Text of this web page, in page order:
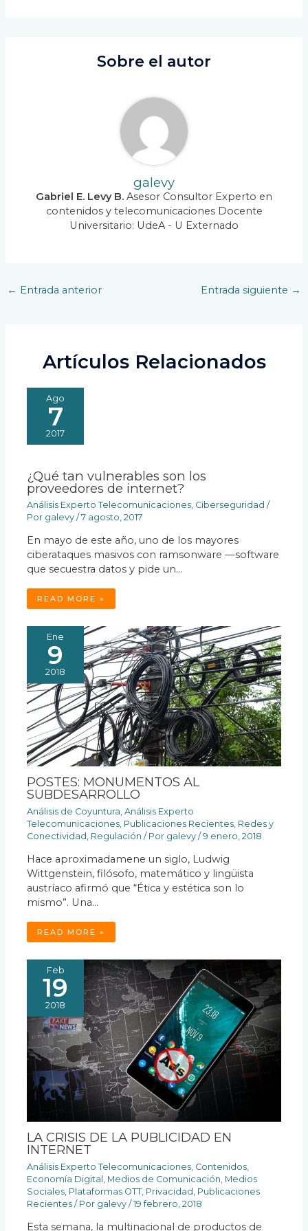
Sobre el autor
galevy
Gabriel E. Levy B. Asesor Consultor Experto en
contenidos y telecomunicaciones Docente
Universitario: UdeA - U Externado
Navegación
← Entrada anterior Entrada siguiente →
Artículos Relacionados
Ago
7
2017
¿Qué tan vulnerables son los
proveedores de internet?
Análisis Experto Telecomunicaciones Ciberseguridad /
Por galevy/7 agosto, 2017
En mayo de este año, uno de los mayores
ciberataques masivos con ramsonware —software
que secuestra datos y pide un…
READ MORE »
Ene
9
2018
POSTES: MONUMENTOS AL
SUBDESARROLLO
Análisis de Coyuntura ,Análisis Experto
Telecomunicaciones Publicaciones Recientes Redes y
Conectividad Regulación / Por galevy/9 enero, 2018
Hace aproximadamene un siglo, Ludwig
Wittgenstein, filósofo, matemático y lingüista
austríaco afirmó que “Ética y estética son lo
mismo”. Una…
READ MORE »
Feb
19
2018
LA CRISIS DE LA PUBLICIDAD EN
INTERNET
Análisis Experto Telecomunicaciones Contenidos
Economía Digital Medios de Comunicación Medios
Sociales Plataformas OTT Privacidad Publicaciones
Recientes / Por galevy/19 febrero, 2018
Esta semana, la multinacional de productos de